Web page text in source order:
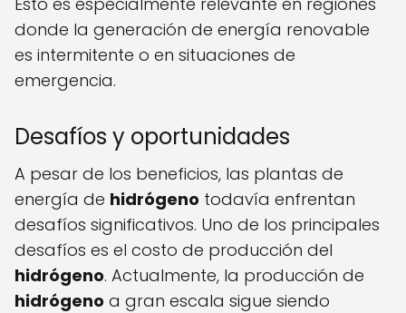
donde la generación de energía renovable
es intermitente o en situaciones de
emergencia.
Desafíos y oportunidades
A pesar de los beneficios, las plantas de
energía de hidrógeno todavía enfrentan
desafíos significativos. Uno de los principales
desafíos es el costo de producción del
hidrógeno. Actualmente, la producción de
hidrógeno a gran escala sigue siendo